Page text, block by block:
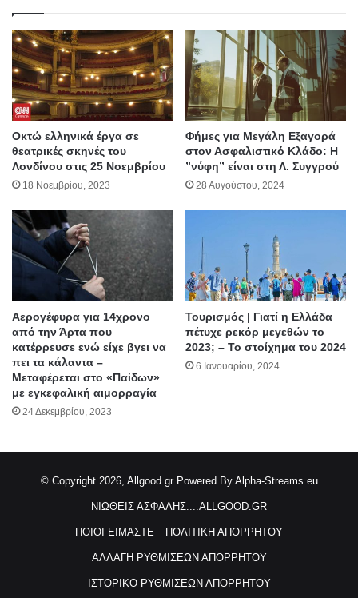
Οκτώ ελληνικά έργα σε
θεατρικές σκηνές του
Λονδίνου στις 25 Νοεμβρίου
18 Νοεμβρίου, 2023
Φήμες για Μεγάλη Εξαγορά
στον Ασφαλιστικό Κλάδο: H
”νύφη” είναι στη Λ. Συγγρού
28 Αυγούστου, 2024
Αερογέφυρα για 14χρονο
από την Άρτα που
κατέρρευσε ενώ είχε βγει να
πει τα κάλαντα –
Μεταφέρεται στο «Παίδων»
με εγκεφαλική αιμορραγία
24 Δεκεμβρίου, 2023
Τουρισμός | Γιατί η Ελλάδα
πέτυχε ρεκόρ μεγεθών το
2023; – Το στοίχημα του 2024
6 Ιανουαρίου, 2024
© Copyright 2026, Allgood.gr Powered By Alpha-Streams.eu
ΝΙΩΘΕΙΣ ΑΣΦΑΛΗΣ....ALLGOOD.GR
ΠΟΙΟΙ ΕΙΜΑΣΤΕ ΠΟΛΙΤΙΚΗ ΑΠΟΡΡΗΤΟΥ
ΑΛΛΑΓΗ ΡΥΘΜΙΣΕΩΝ ΑΠΟΡΡΗΤΟΥ
ΙΣΤΟΡΙΚΟ ΡΥΘΜΙΣΕΩΝ ΑΠΟΡΡΗΤΟΥ